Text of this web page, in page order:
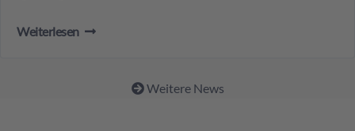
Weiterlesen
Weitere News